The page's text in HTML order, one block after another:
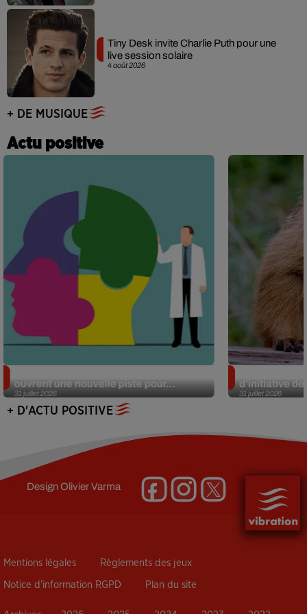
4 août 2026
Tiny Desk invite Charlie Puth pour une
live session solaire
+ DE MUSIQUE
Actu positive
31 juillet 2026
ouvrent une nouvelle piste pour...
31 juillet 2026
d’initiative
+ D'ACTU POSITIVE
DesignOlivier Varma
Mentions légales Règlements des jeux
Notice d’information RGPD Plan du site